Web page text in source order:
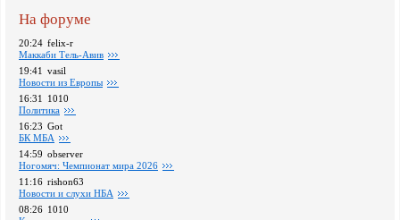
На форуме
20:24 felix-r
Маккаби Тель-Авив
19:41 vasil
Новости из Европы
16:31
1010
Политика
16:23 Got
БК МБА
14:59 observer
Ногомяч: Чемпионат мира 2026
11:16 rishon63
Новости и слухи НБА
08:26 1010